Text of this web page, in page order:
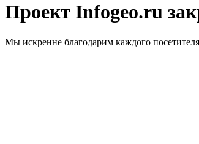
Проект Infogeo.ru
Мы искренне благодарим каждого